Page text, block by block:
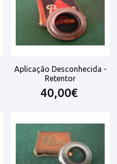
Aplicação Desconhecida -
Retentor
40,00€